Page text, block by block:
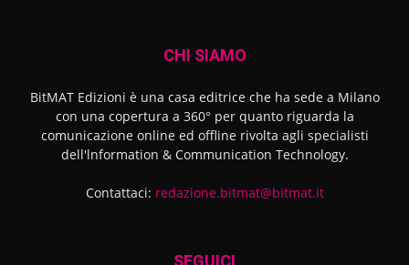
CHI SIAMO
BitMAT Edizioni è una casa editrice che ha sede a Milano
con una copertura a 360° per quanto riguarda la
comunicazione online ed offline rivolta agli specialisti
dell'lnformation & Communication Technology.
Contattaci: redazione.bitmat@bitmat.it
SEGUICI